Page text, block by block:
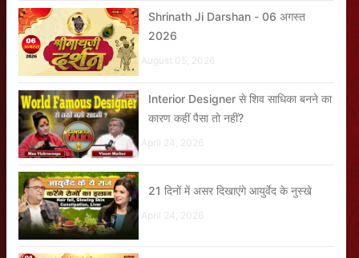
Shrinath Ji Darshan - 06 अगस्त
2026
August 05, 2026
Interior Designer से शिव साधिका बनने का
कारण कहीं पैसा तो नहीं?
April 24, 2026
21 दिनों में असर दिखाएंगे आयुर्वेद के नुस्खे
April 24, 2026